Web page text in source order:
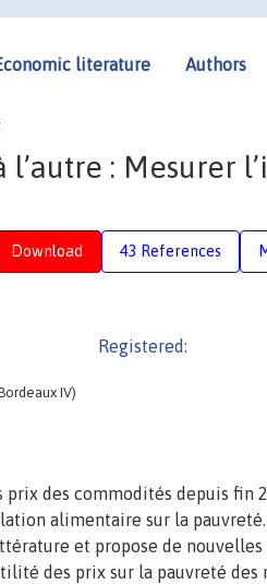
literature Authors
l’autre : Mesurer
Download 43 References
IV)
Registered:
prix des commodités depuis fin
alimentaire sur la
et propose de
des prix sur la pauvreté